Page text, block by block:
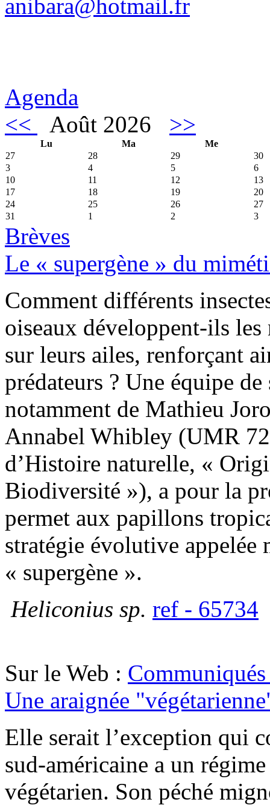
anibara@hotmail.fr
Agenda
<<
Août 2026 >>
Lu Ma
Me
27
28 29
30
3
4 5
6
10
11 12
13
17
18 19
20
24
25 26
27
31
1 2 3
Brèves
Le « supergène » du
Comment différents
oiseaux développent-ils les
sur leurs ailes, renforçant
prédateurs ? Une équipe
notamment de Mathieu
Annabel Whibley (UMR
d’Histoire naturelle, «
Biodiversité »), a pour la
permet aux papillons
stratégie évolutive
« supergène ».
Heliconius sp. ref - 65734
Sur le Web :
Une araignée
Elle serait l’exception qui
sud-américaine a un
végétarien. Son péché